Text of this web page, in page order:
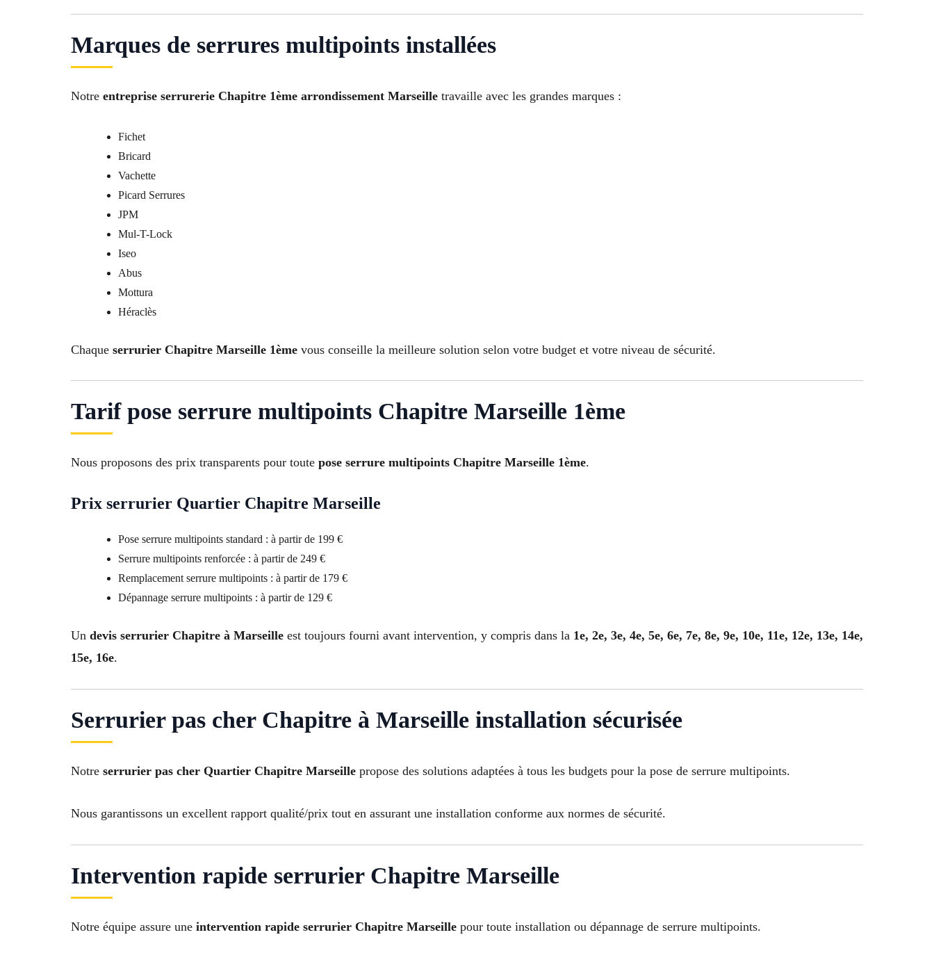
Marques de serrures multipoints installées
Notre entreprise serrurerie Chapitre 1ème arrondissement Marseille travaille avec les grandes marques :
Fichet
Bricard
Vachette
Picard Serrures
JPM
Mul-T-Lock
Iseo
Abus
Mottura
Héraclès
Chaque serrurier Chapitre Marseille 1ème vous conseille la meilleure solution selon votre budget et votre niveau de sécurité.
Tarif pose serrure multipoints Chapitre Marseille 1ème
Nous proposons des prix transparents pour toute pose serrure multipoints Chapitre Marseille 1ème.
Prix serrurier Quartier Chapitre Marseille
Pose serrure multipoints standard : à partir de 199 €
Serrure multipoints renforcée : à partir de 249 €
Remplacement serrure multipoints : à partir de 179 €
Dépannage serrure multipoints : à partir de 129 €
Un devis serrurier Chapitre à Marseille est toujours fourni avant intervention, y compris dans la 1e, 2e, 3e, 4e, 5e, 6e, 7e, 8e, 9e, 10e, 11e, 12e, 13e, 14e,
15e, 16e.
Serrurier pas cher Chapitre à Marseille installation sécurisée
Notre serrurier pas cher Quartier Chapitre Marseille propose des solutions adaptées à tous les budgets pour la pose de serrure multipoints.
Nous garantissons un excellent rapport qualité/prix tout en assurant une installation conforme aux normes de sécurité.
Intervention rapide serrurier Chapitre Marseille
Notre équipe assure une intervention rapide serrurier Chapitre Marseille pour toute installation ou dépannage de serrure multipoints.